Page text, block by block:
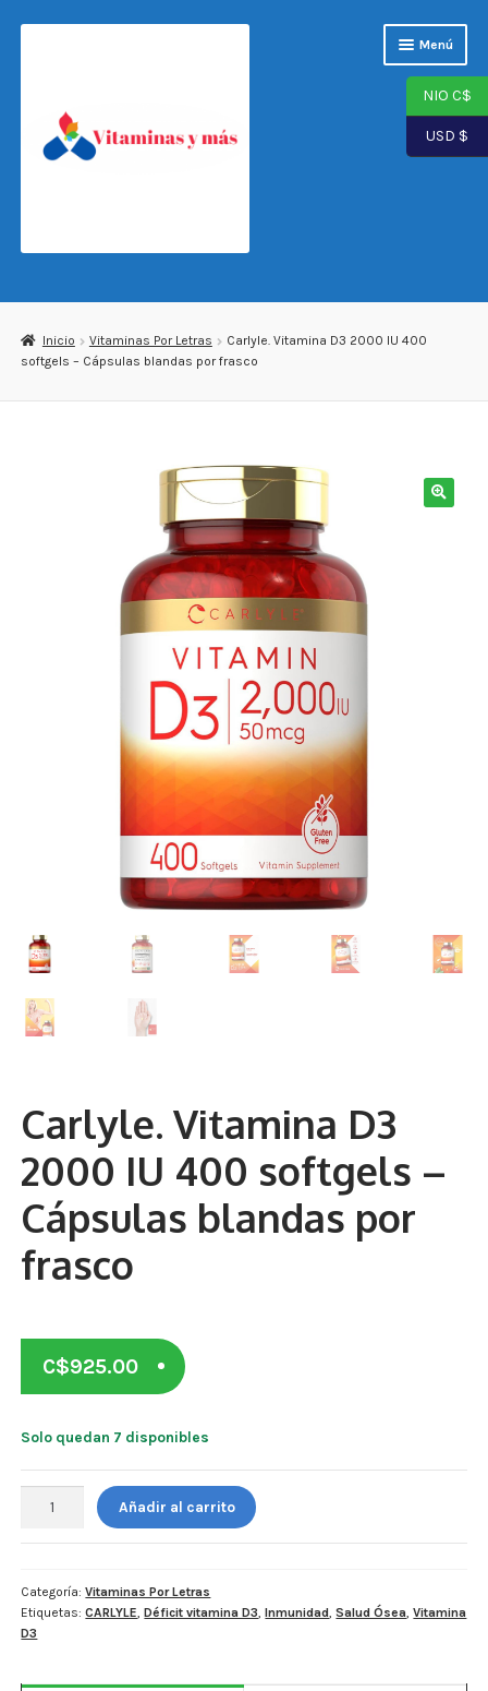
Menú
Términos y Condiciones
Vitaminas Por Letras
Suplementos Herbales
Antioxidantes
Cabello, Piel y Uñas
Sueño
Omega 3 Y Omega 369
Niños
Para Hombres
Multivitaminas Adultos 18 A 49 Años
Estados De Ánimo
Control Del Peso
Cocó March
Aminoácidos
Salud Visual
Inicio Vitaminas Por Letras
Carlyle. Vitamina D3 2000 IU 400
softgels – Cápsulas blandas por frasco
Carlyle. Vitamina D3
2000 IU 400 softgels –
Cápsulas blandas por
frasco
C$925.00
Solo quedan 7 disponibles
D3
IU
400
softgels
Añadir al carrito
Categoría:Vitaminas Por Letras
Etiquetas:CARLYLE,Déficit vitamina D3,Inmunidad,Salud Ósea,Vitamina
D3
NIO C$
USD $